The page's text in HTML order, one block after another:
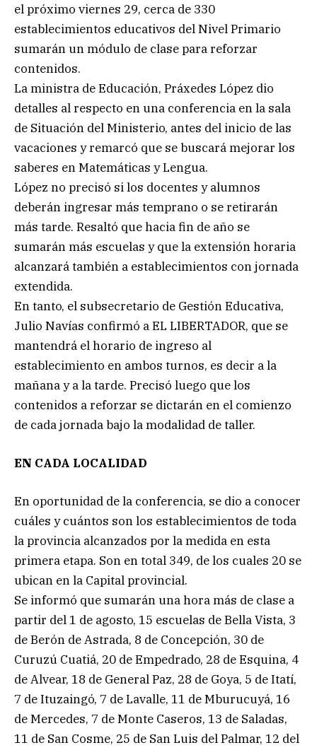
el próximo viernes 29, cerca de 330
establecimientos educativos del Nivel Primario
sumarán un módulo de clase para reforzar
contenidos.
La ministra de Educación, Práxedes López dio
detalles al respecto en una conferencia en la sala
de Situación del Ministerio, antes del inicio de las
vacaciones y remarcó que se buscará mejorar los
saberes en Matemáticas y Lengua.
López no precisó si los docentes y alumnos
deberán ingresar más temprano o se retirarán
más tarde. Resaltó que hacia fin de año se
sumarán más escuelas y que la extensión horaria
alcanzará también a establecimientos con jornada
extendida.
En tanto, el subsecretario de Gestión Educativa,
Julio Navías confirmó a EL LIBERTADOR, que se
mantendrá el horario de ingreso al
establecimiento en ambos turnos, es decir a la
mañana y a la tarde. Precisó luego que los
contenidos a reforzar se dictarán en el comienzo
de cada jornada bajo la modalidad de taller.
EN CADA LOCALIDAD
En oportunidad de la conferencia, se dio a conocer
cuáles y cuántos son los establecimientos de toda
la provincia alcanzados por la medida en esta
primera etapa. Son en total 349, de los cuales 20 se
ubican en la Capital provincial.
Se informó que sumarán una hora más de clase a
partir del 1 de agosto, 15 escuelas de Bella Vista, 3
de Berón de Astrada, 8 de Concepción, 30 de
Curuzú Cuatiá, 20 de Empedrado, 28 de Esquina, 4
de Alvear, 18 de General Paz, 28 de Goya, 5 de Itatí,
7 de Ituzaingó, 7 de Lavalle, 11 de Mburucuyá, 16
de Mercedes, 7 de Monte Caseros, 13 de Saladas,
11 de San Cosme, 25 de San Luis del Palmar, 12 del